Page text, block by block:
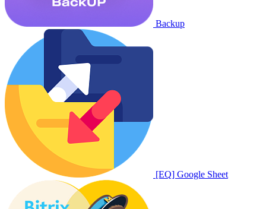
Backup
[EQ] Google Sheet